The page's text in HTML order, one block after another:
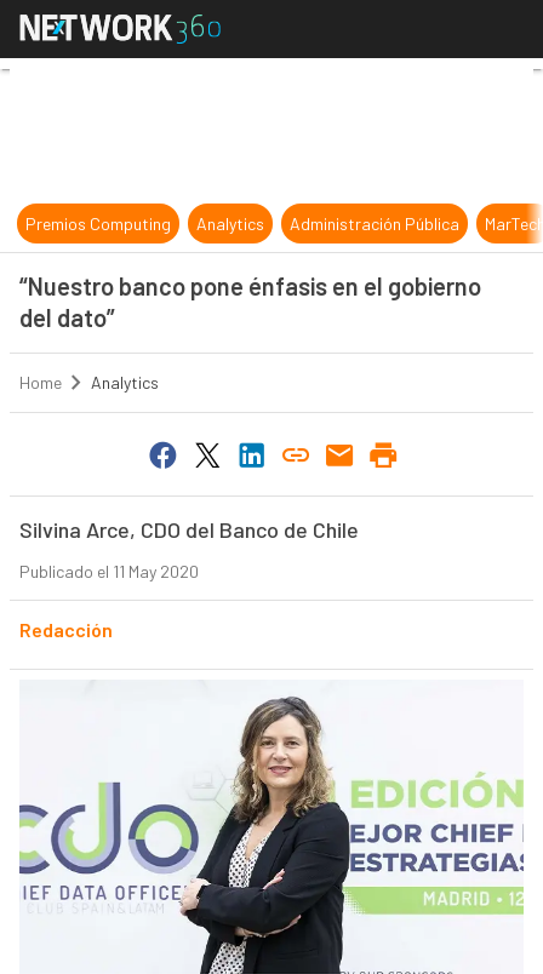
“Nuestro banco pone énfasis en el
Premios Computing Analytics Administración Pública
“Nuestro banco pone énfasis en el gobierno
del dato”
Home Analytics
Silvina Arce, CDO del Banco de Chile
Publicado el 11 May 2020
Redacción